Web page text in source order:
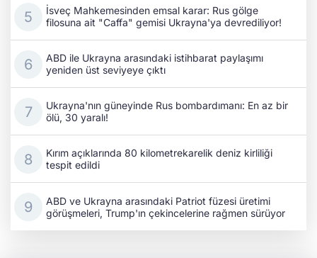
İsveç Mahkemesinden emsal karar: Rus gölge
filosuna ait "Caffa" gemisi Ukrayna'ya devrediliyor!
ABD ile Ukrayna arasındaki istihbarat paylaşımı
yeniden üst seviyeye çıktı
Ukrayna'nın güneyinde Rus bombardımanı: En az bir
ölü, 30 yaralı!
Kırım açıklarında 80 kilometrekarelik deniz kirliliği
tespit edildi
ABD ve Ukrayna arasındaki Patriot füzesi üretimi
görüşmeleri, Trump'ın çekincelerine rağmen sürüyor